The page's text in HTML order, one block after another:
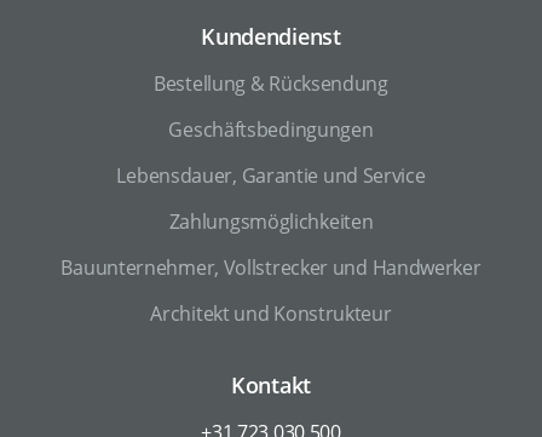
Kundendienst
Bestellung & Rücksendung
Geschäftsbedingungen
Lebensdauer, Garantie und Service
Zahlungsmöglichkeiten
Bauunternehmer, Vollstrecker und Handwerker
Architekt und Konstrukteur
Kontakt
+31 723 030 500